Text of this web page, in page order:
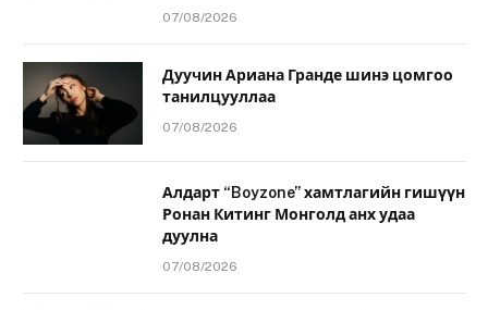
07/08/2026
Дуучин Ариана Гранде шинэ цомгоо
танилцууллаа
07/08/2026
Алдарт “Boyzone” хамтлагийн гишүүн
Ронан Китинг Монголд анх удаа
дуулна
07/08/2026